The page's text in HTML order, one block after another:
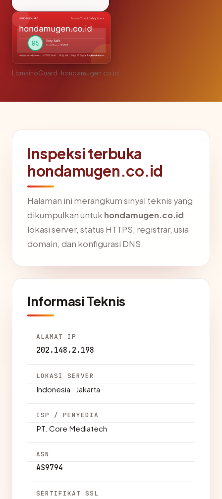
LbmsinoGuard · hondamugen.co.id
Inspeksi terbuka
hondamugen.co.id
Halaman ini merangkum sinyal teknis yang
dikumpulkan untuk hondamugen.co.id:
lokasi server, status HTTPS, registrar, usia
domain, dan konfigurasi DNS.
Informasi Teknis
ALAMAT IP
202.148.2.198
LOKASI SERVER
Indonesia · Jakarta
ISP / PENYEDIA
PT. Core Mediatech
ASN
AS9794
SERTIFIKAT SSL